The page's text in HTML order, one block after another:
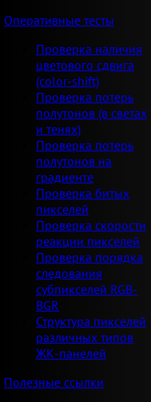
Оперативные тесты
Проверка наличия
цветового сдвига
(color-shift)
Проверка потерь
полутонов (в светах
и тенях)
Проверка потерь
полутонов на
градиенте
Проверка битых
пикселей
Проверка скорости
реакции пикселей
Проверка порядка
следования
субпикселей RGB-
BGR
Структура пикселей
различных типов
ЖК-панелей
Полезные ссылки